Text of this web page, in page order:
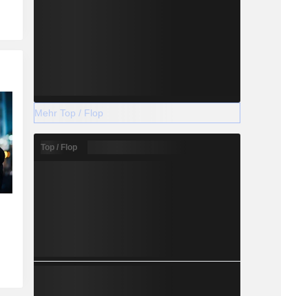
Mehr Top / Flop
Top / Flop